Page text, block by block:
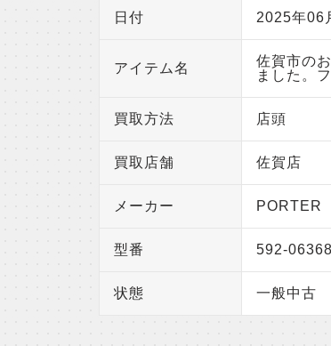
日付 2025年06
アイテム名
佐賀市の
ました。
買取方法 店頭
買取店舗 佐賀店
メーカー PORTER
型番 592-06368
状態 一般中古